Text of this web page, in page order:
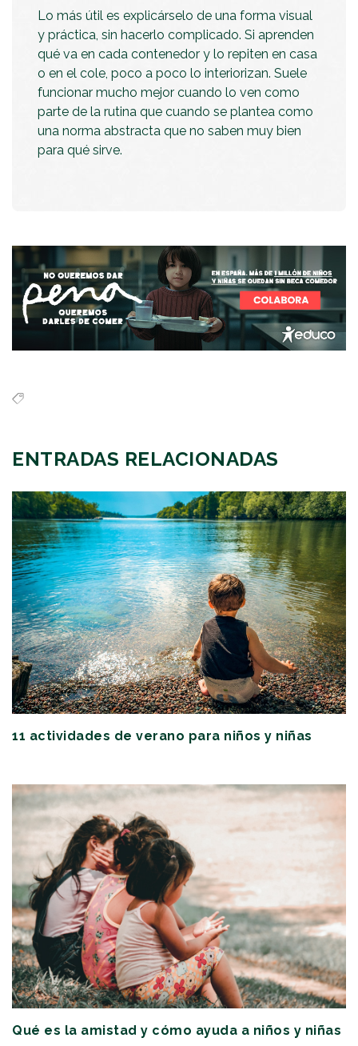
Lo más útil es explicárselo de una forma visual
y práctica, sin hacerlo complicado. Si aprenden
qué va en cada contenedor y lo repiten en casa
o en el cole, poco a poco lo interiorizan. Suele
funcionar mucho mejor cuando lo ven como
parte de la rutina que cuando se plantea como
una norma abstracta que no saben muy bien
para qué sirve.
ENTRADAS RELACIONADAS
11 actividades de verano para niños y niñas
Qué es la amistad y cómo ayuda a niños y niñas